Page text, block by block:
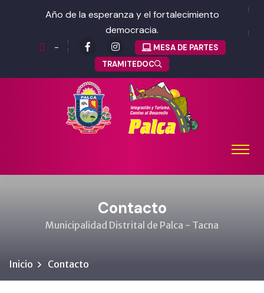
Año de la esperanza y el fortalecimiento
democracia.
-
MESA DE PARTES
TRAMITEDOC
Contacto
Municipalidad Distrital de Palca - Tacna
Inicio Contacto